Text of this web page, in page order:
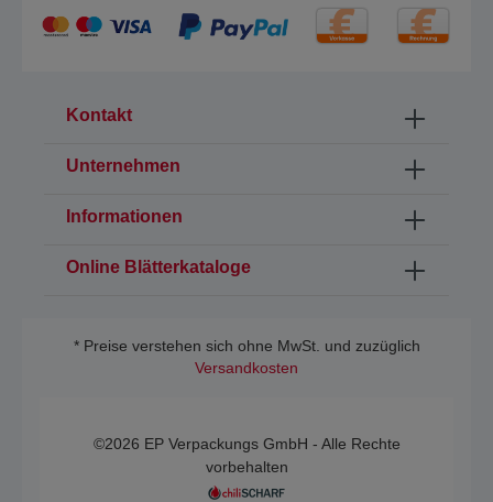
Kontakt
Unternehmen
Informationen
Online Blätterkataloge
* Preise verstehen sich ohne MwSt. und zuzüglich
Versandkosten
©2026 EP Verpackungs GmbH - Alle Rechte
vorbehalten